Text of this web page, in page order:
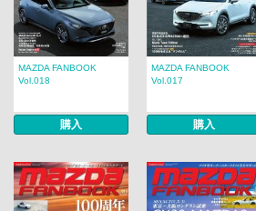
MAZDA FANBOOK
Vol.018
購入
MAZDA FANBOOK
Vol.017
購入